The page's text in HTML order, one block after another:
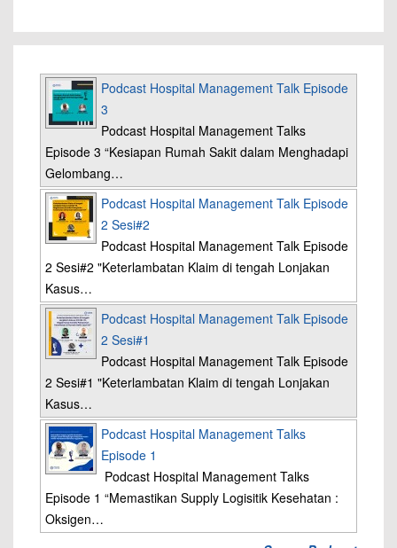
Podcast Hospital Management Talk Episode
3
Podcast Hospital Management Talks
Episode 3 “Kesiapan Rumah Sakit dalam Menghadapi
Gelombang…
Podcast Hospital Management Talk Episode
2 Sesi#2
Podcast Hospital Management Talk Episode
2 Sesi#2 "Keterlambatan Klaim di tengah Lonjakan
Kasus…
Podcast Hospital Management Talk Episode
2 Sesi#1
Podcast Hospital Management Talk Episode
2 Sesi#1 "Keterlambatan Klaim di tengah Lonjakan
Kasus…
Podcast Hospital Management Talks
Episode 1
Podcast Hospital Management Talks
Episode 1 “Memastikan Supply Logisitik Kesehatan :
Oksigen…